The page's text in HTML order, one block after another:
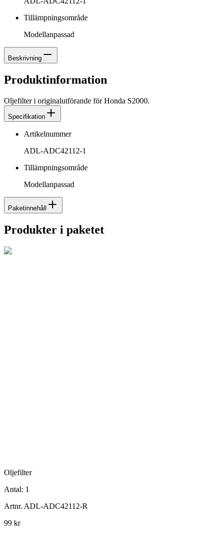
Tillämpningsområde
Modellanpassad
Beskrivning
Produktinformation
Oljefilter i originalutförande för Honda S2000.
Specifikation
Artikelnummer
ADL-ADC42112-1
Tillämpningsområde
Modellanpassad
Paketinnehåll
Produkter i paketet
Oljefilter
Antal: 1
Artnr. ADL-ADC42112-R
99 kr